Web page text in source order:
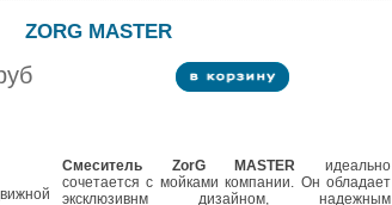
ZORG MASTER
Смеситель ZorG MASTER идеально
сочетается с мойками компании. Он обладает
эксклюзивнм дизайном, надежным